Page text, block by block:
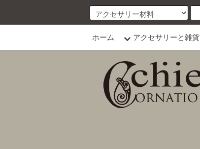
ホーム アクセサリーと雑貨